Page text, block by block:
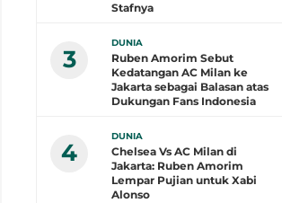
Stafnya
3
DUNIA
Ruben Amorim Sebut
Kedatangan AC Milan ke
Jakarta sebagai Balasan atas
Dukungan Fans Indonesia
4
DUNIA
Chelsea Vs AC Milan di
Jakarta: Ruben Amorim
Lempar Pujian untuk Xabi
Alonso